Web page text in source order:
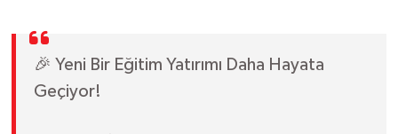
🎉 Yeni Bir Eğitim Yatırımı Daha Hayata
Geçiyor!